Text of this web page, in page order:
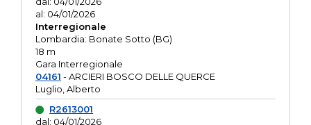
al: 04/01/2026
Interregionale
Lombardia: Bonate Sotto (BG)
18 m
Gara Interregionale
04161 - ARCIERI BOSCO DELLE QUERCE
Luglio, Alberto
R2613001
dal: 04/01/2026